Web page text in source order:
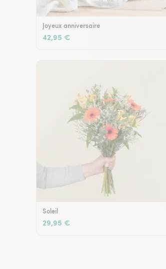
Joyeux anniversaire
42,95 €
Soleil
29,95 €